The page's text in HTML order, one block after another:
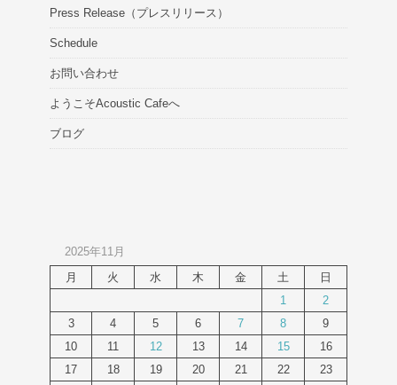
Press Release（プレスリリース）
Schedule
お問い合わせ
ようこそAcoustic Cafeへ
ブログ
2025年11月
月
火 水 木 金 土
日
1
2
3
4 5 6 7 8
9
10
11 12 13 14 15
16
17
18 19 20 21 22 23